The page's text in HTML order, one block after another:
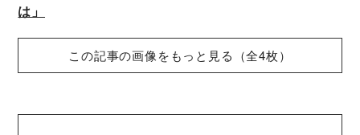
は」
この記事の画像をもっと見る（全4枚）